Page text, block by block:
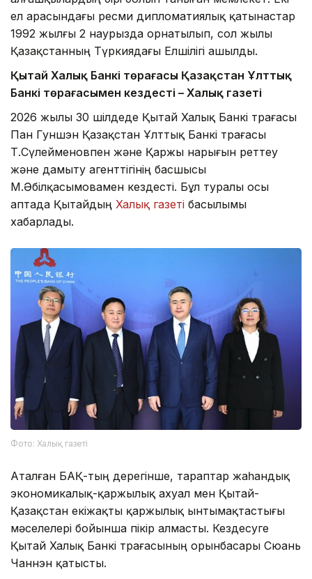
ел арасындағы ресми дипломатиялық қатынастар
1992 жылғы 2 наурызда орнатылып, сол жылы
Қазақстанның Түркиядағы Елшілігі ашылды.
Қытай Халық Банкі төрағасы Қазақстан Ұлттық
Банкі төрағасымен кездесті – Халық газеті
2026 жылы 30 шілдеде Қытай Халық Банкі төрағасы
Пан Гуншэн Қазақстан Ұлттық Банкі төрағасы
Т.Сүлейменовпен және Қаржы нарығын реттеу
және дамыту агенттігінің басшысы
М.Әбілқасымовамен кездесті. Бұл туралы осы
аптада Қытайдың Халық газеті басылымы
хабарлады.
Фото: Халық газеті
Аталған БАҚ-тың дерегінше, тараптар жаһандық
экономикалық-қаржылық ахуал мен Қытай-
Қазақстан екіжақты қаржылық ынтымақтастығы
мәселелері бойынша пікір алмасты. Кездесуге
Қытай Халық Банкі төрағасының орынбасары Сюань
Чаннэн қатысты.